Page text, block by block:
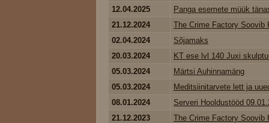
12.04.2025
Panga esemete müük
21.12.2024
The Crime Factory Soovib
02.04.2024
Sõjamaks
20.03.2024
KT ese lvl 140 Juxi
05.03.2024
Märtsi Auhinnamäng
05.03.2024
Meditsiinitarvete lett ja
08.01.2024
Serveri Hooldustööd
21.12.2023
The Crime Factory Soovib